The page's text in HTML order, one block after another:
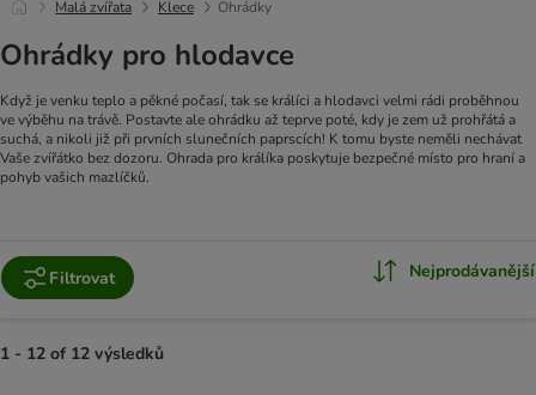
Malá zvířata Klece Ohrádky
Ohrádky pro hlodavce
Když je venku teplo a pěkné počasí, tak se králíci a hlodavci velmi rádi proběhnou
ve výběhu na trávě. Postavte ale ohrádku až teprve poté, kdy je zem už prohřátá a
suchá, a nikoli již při prvních slunečních paprscích! K tomu byste neměli nechávat
Vaše zvířátko bez dozoru. Ohrada pro králíka poskytuje bezpečné místo pro hraní a
pohyb vašich mazlíčků.
Filtrovat Nejprodávanější
1 - 12 of 12 výsledků